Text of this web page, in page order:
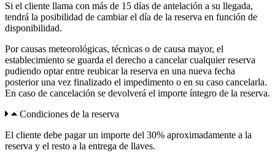
Si el cliente llama con más de 15 días de antelación a su llegada,
tendrá la posibilidad de cambiar el día de la reserva en función de
disponibilidad.
Por causas meteorológicas, técnicas o de causa mayor, el
establecimiento se guarda el derecho a cancelar cualquier reserva
pudiendo optar entre reubicar la reserva en una nueva fecha
posterior una vez finalizado el impedimento o en su caso cancelarla.
En caso de cancelación se devolverá el importe íntegro de la reserva.
Condiciones de la reserva
El cliente debe pagar un importe del 30% aproximadamente a la
reserva y el resto a la entrega de llaves.